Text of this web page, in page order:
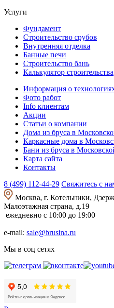
Услуги
Фундамент
Строительство срубов
Внутренняя отделка
Банные печи
Строительство бань
Калькулятор строительства
Информация о
Фото работ
Info клиентам
Акции
Статьи о компании
Дома из бруса в
Каркасные дома в
Бани из бруса в
Карта сайта
Контакты
8 (499) 112-44-29 Свяжитесь с
Москва, г. Котельники,
Малоэтажная страна, д.19
ежедневно с 10:00 до 19:00
e-mail: sale@brusina.ru
Мы в соц сетях